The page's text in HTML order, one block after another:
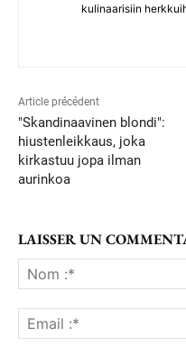
kulinaarisiin
Article précédent
"Skandinaavinen blondi":
hiustenleikkaus, joka
kirkastuu jopa ilman
aurinkoa
LAISSER UN